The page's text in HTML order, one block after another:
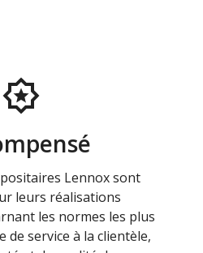
Lennox sont
leurs réalisations
les normes les plus
de service à la clientèle,